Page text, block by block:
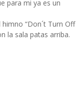
para mi ya es un
“Don´t Turn Off
la sala patas arriba.